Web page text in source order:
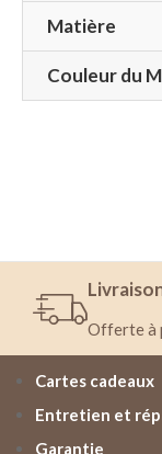
Matière
Couleur du
Offerte à
Cartes cadeaux
Entretien et
Garantie